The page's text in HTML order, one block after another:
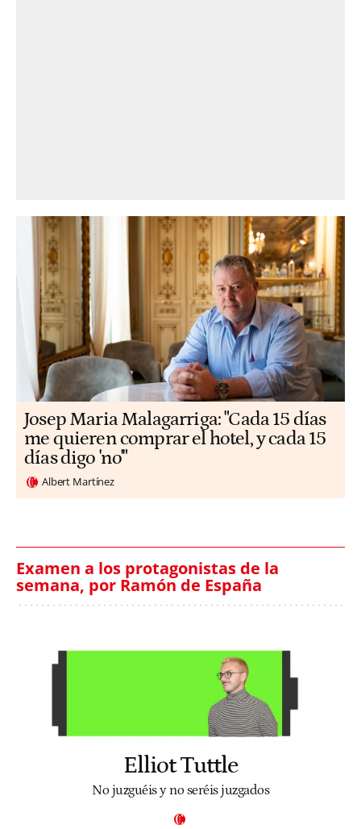
​​Josep Maria Malagarriga: "Cada 15 días
me quieren comprar el hotel, y cada 15
días digo 'no'"
Albert Martínez
Examen a los protagonistas de la
semana, por Ramón de España
Elliot Tuttle
No juzguéis y no seréis juzgados